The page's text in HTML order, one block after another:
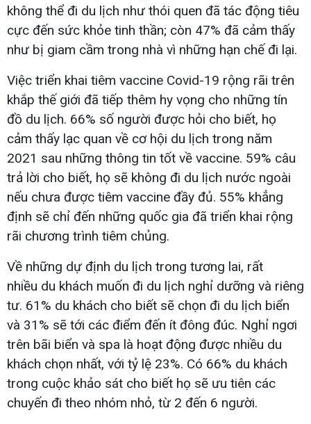
không thể đi du lịch như thói quen đã tác động tiêu
cực đến sức khỏe tinh thần; còn 47% đã cảm thấy
như bị giam cầm trong nhà vì những hạn chế đi lại.
Việc triển khai tiêm vaccine Covid-19 rộng rãi trên
khắp thế giới đã tiếp thêm hy vọng cho những tín
đồ du lịch. 66% số người được hỏi cho biết, họ
cảm thấy lạc quan về cơ hội du lịch trong năm
2021 sau những thông tin tốt về vaccine. 59% câu
trả lời cho biết, họ sẽ không đi du lịch nước ngoài
nếu chưa được tiêm vaccine đầy đủ. 55% khẳng
định sẽ chỉ đến những quốc gia đã triển khai rộng
rãi chương trình tiêm chủng.
Về những dự định du lịch trong tương lai, rất
nhiều du khách muốn đi du lịch nghỉ dưỡng và riêng
tư. 61% du khách cho biết sẽ chọn đi du lịch biển
và 31% sẽ tới các điểm đến ít đông đúc. Nghỉ ngơi
trên bãi biển và spa là hoạt động được nhiều du
khách chọn nhất, với tỷ lệ 23%. Có 66% du khách
trong cuộc khảo sát cho biết họ sẽ ưu tiên các
chuyến đi theo nhóm nhỏ, từ 2 đến 6 người.